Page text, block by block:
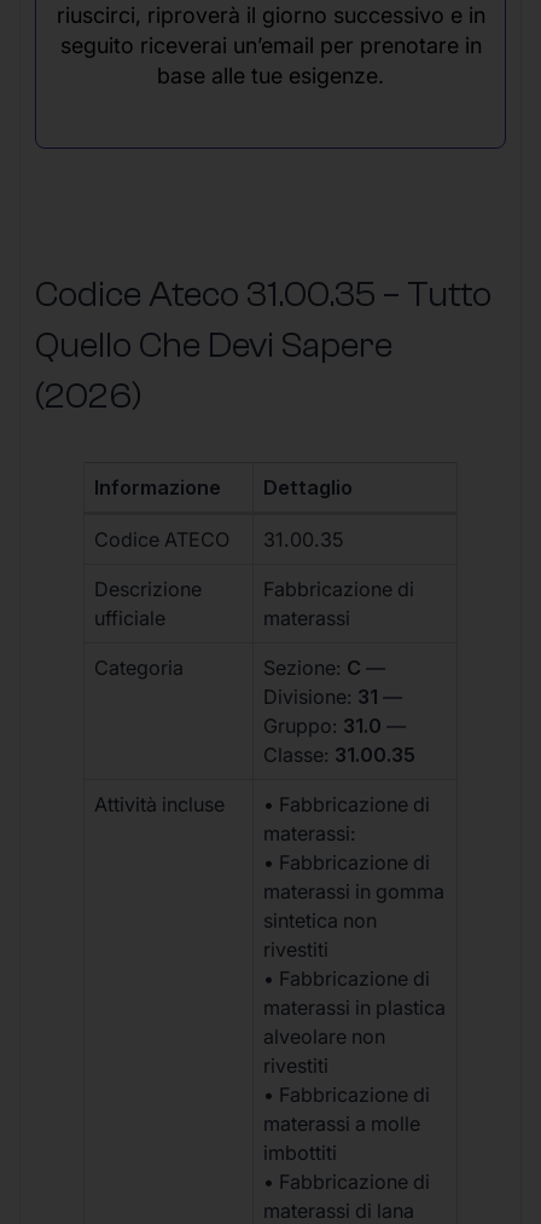
riuscirci, riproverà il giorno successivo e in
seguito riceverai un’email per prenotare in
base alle tue esigenze.
Codice Ateco 31.00.35 – Tutto
Quello Che Devi Sapere
(2026)
Informazione Dettaglio
Codice ATECO 31.00.35
Descrizione
ufficiale
Fabbricazione di
materassi
Categoria Sezione: C —
Divisione: 31 —
Gruppo: 31.0 —
Classe: 31.00.35
Attività incluse
• Fabbricazione di
materassi:
• Fabbricazione di
materassi in gomma
sintetica non
rivestiti
• Fabbricazione di
materassi in plastica
alveolare non
rivestiti
• Fabbricazione di
materassi a molle
imbottiti
• Fabbricazione di
materassi di lana